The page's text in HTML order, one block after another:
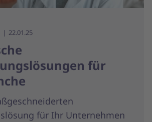
22.01.25
für
für Ihr Unternehmen